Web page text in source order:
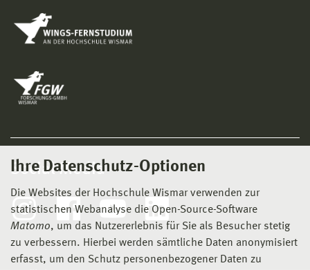
Ihre Datenschutz-Optionen
Die Websites der Hochschule Wismar verwenden zur
statistischen Webanalyse die Open-Source-Software
Matomo, um das Nutzererlebnis für Sie als Besucher stetig
zu verbessern. Hierbei werden sämtliche Daten anonymisiert
erfasst, um den Schutz personenbezogener Daten zu
Social Media